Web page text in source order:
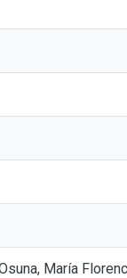
María